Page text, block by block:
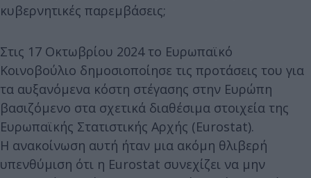
κυβερνητικές παρεμβάσεις;
Στις 17 Οκτωβρίου 2024 το Ευρωπαϊκό
Κοινοβούλιο δημοσιοποίησε τις προτάσεις του για
τα αυξανόμενα κόστη στέγασης στην Ευρώπη
βασιζόμενο στα σχετικά διαθέσιμα στοιχεία της
Ευρωπαϊκής Στατιστικής Αρχής (Eurostat).
Η ανακοίνωση αυτή ήταν μια ακόμη θλιβερή
υπενθύμιση ότι η Eurostat συνεχίζει να μην